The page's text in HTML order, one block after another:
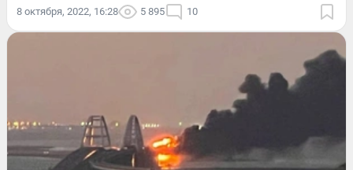
8 октября, 2022, 16:28 5 895 10